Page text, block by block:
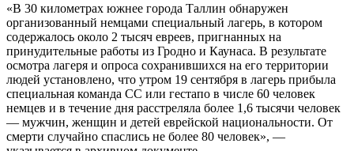
«В 30 километрах южнее города Таллин обнаружен
организованный немцами специальный лагерь, в котором
содержалось около 2 тысяч евреев, пригнанных на
принудительные работы из Гродно и Каунаса. В результате
осмотра лагеря и опроса сохранившихся на его территории
людей установлено, что утром 19 сентября в лагерь прибыла
специальная команда СС или гестапо в числе 60 человек
немцев и в течение дня расстреляла более 1,6 тысячи человек
— мужчин, женщин и детей еврейской национальности. От
смерти случайно спаслись не более 80 человек», —